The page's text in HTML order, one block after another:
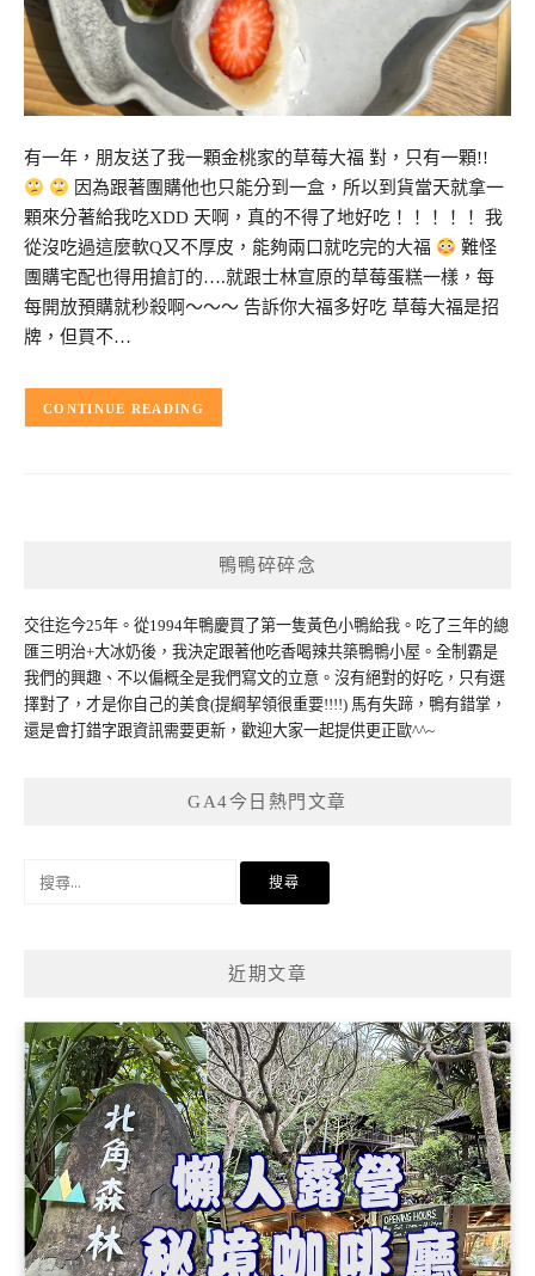
有一年，朋友送了我一顆金桃家的草莓大福 對，只有一顆!!
因為跟著團購他也只能分到一盒，所以到貨當天就拿一
顆來分著給我吃XDD 天啊，真的不得了地好吃！！！！！ 我
從沒吃過這麼軟Q又不厚皮，能夠兩口就吃完的大福
難怪
團購宅配也得用搶訂的….就跟士林宣原的草莓蛋糕一樣，每
每開放預購就秒殺啊～～～ 告訴你大福多好吃 草莓大福是招
牌，但買不…
CONTINUE READING
鴨鴨碎碎念
交往迄今25年。從1994年鴨慶買了第一隻黃色小鴨給我。吃了三年的總
匯三明治+大冰奶後，我決定跟著他吃香喝辣共築鴨鴨小屋。全制霸是
我們的興趣、不以偏概全是我們寫文的立意。沒有絕對的好吃，只有選
擇對了，才是你自己的美食(提綱挈領很重要!!!!) 馬有失蹄，鴨有錯掌，
還是會打錯字跟資訊需要更新，歡迎大家一起提供更正歐^^~
GA4今日熱門文章
近期文章